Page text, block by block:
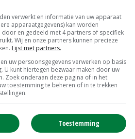
verwerkt en informatie van uw apparaat
apparaatgegevens) kan worden
en gedeeld met 4 partners of specifiek
Wij en onze partners kunnen precieze
Lijst met partners.
uw persoonsgegevens verwerken op basis
U kunt hiertegen bezwaar maken door uw
Zoek onderaan deze pagina of in het
toestemming te beheren of in te trekken
Toestemming